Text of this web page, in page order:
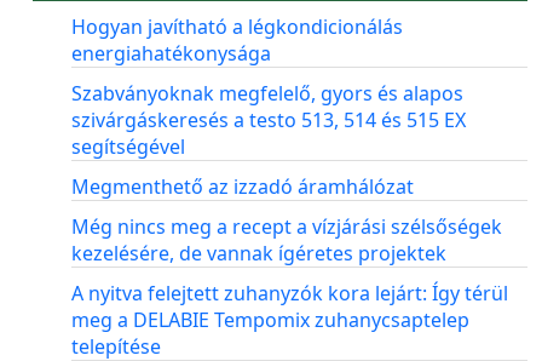
Hogyan javítható a légkondicionálás
energiahatékonysága
Szabványoknak megfelelő, gyors és alapos
szivárgáskeresés a testo 513, 514 és 515 EX
segítségével
Megmenthető az izzadó áramhálózat
Még nincs meg a recept a vízjárási szélsőségek
kezelésére, de vannak ígéretes projektek
A nyitva felejtett zuhanyzók kora lejárt: Így térül
meg a DELABIE Tempomix zuhanycsaptelep
telepítése